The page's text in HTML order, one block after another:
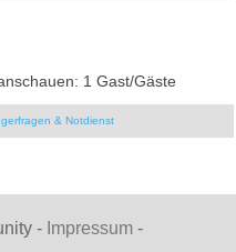
1 Gast/Gäste
& Notdienst
- Impressum -